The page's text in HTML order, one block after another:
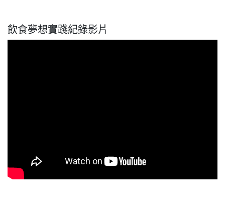
飲食夢想實踐紀錄影片